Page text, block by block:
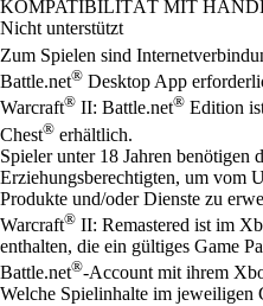
Preis
Available actions
KOMPATIBILITÄT MIT
Nicht unterstützt
Zum Spielen sind
Battle.net® Desktop App
Warcraft® II: Battle.net® Edition
Chest® erhältlich.
Spieler unter 18 Jahren benötigen
Erziehungsberechtigten, um vom
Produkte und/oder Dienste zu
Warcraft® II: Remastered ist im
enthalten, die ein gültiges Game
Battle.net®-Account mit ihrem
Welche Spielinhalte im jeweiligen